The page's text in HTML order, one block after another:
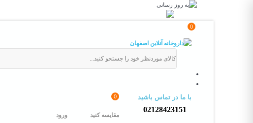
0
با ما در تماس باشید
02128423151
0
مقایسه کنید ورود